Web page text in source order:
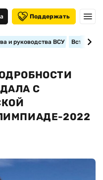
Поддержать
и руководства ВСУ
С
2022